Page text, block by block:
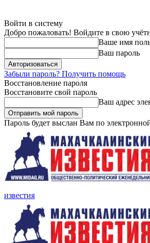
Войти в систему
Добро пожаловать! Войдите в свою
Ваше имя
Ваш пароль
Забыли пароль? Получить помощь
Восстановление пароля
Восстановите свой пароль
Ваш адрес
Пароль будет выслан Вам по
известия